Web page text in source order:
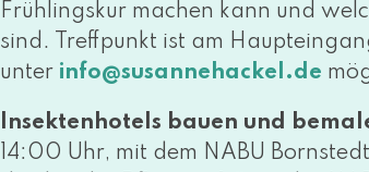
Frühlingskur machen kann und
sind. Treffpunkt ist am
unter info@​susannehackel.​de
Insektenhotels bau­en und
14:00 Uhr, mit dem NABU